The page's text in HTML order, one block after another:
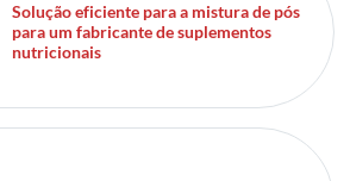
Solução eficiente para a mistura de pós
para um fabricante de suplementos
nutricionais